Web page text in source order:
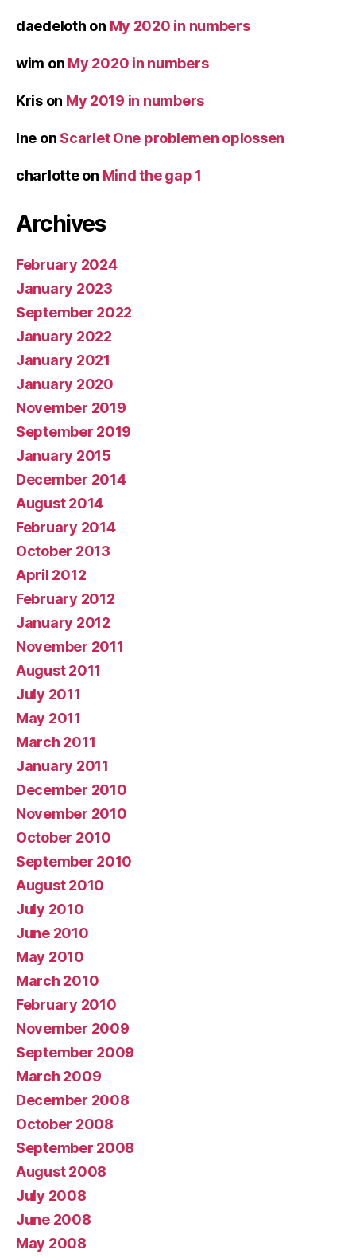
daedeloth on My 2020 in numbers
wim on My 2020 in numbers
Krison My 2019 in numbers
Ine on Scarlet One problemen oplossen
charlotteon Mind the gap 1
Archives
February 2024
January 2023
September 2022
January 2022
January 2021
January 2020
November 2019
September 2019
January 2015
December 2014
August 2014
February 2014
October 2013
April 2012
February 2012
January 2012
November 2011
August 2011
July 2011
May 2011
March 2011
January 2011
December 2010
November 2010
October 2010
September 2010
August 2010
July 2010
June 2010
May 2010
March 2010
February 2010
November 2009
September 2009
March 2009
December 2008
October 2008
September 2008
August 2008
July 2008
June 2008
May 2008